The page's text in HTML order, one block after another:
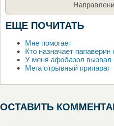
ЕЩЕ ПОЧИТАТЬ
Мне помогает
Кто назначает папаверин
У меня афобазол вызвал
Мега отрывный припарат
ОСТАВИТЬ